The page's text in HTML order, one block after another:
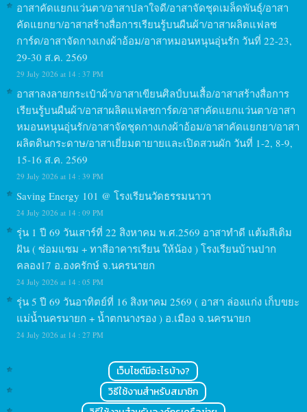
อาสาคัดแยกแว่นตา/อาสาปลาใจดี/อาสาจัดชุดเมล็ดพันธุ์/อาสา
คัดแยกยา/อาสาสร้างสื่อการเรียนรู้บนผืนผ้า/อาสาผลิตแฟลช
การ์ด/อาสาจัดกางเกงผ้าอ้อม/อาสาหมอนหนุนอุ่นรัก วันที่ 22-23,
29-30 ส.ค. 2569
29 July 2026 at 14 : 37 PM
อาสาลงลายกระเป๋าผ้า/อาสาเขียนศิลป์บนเสื้อ/อาสาสร้างสื่อการ
เรียนรู้บนผืนผ้า/อาสาผลิตแฟลชการ์ด/อาสาคัดแยกแว่นตา/อาสา
หมอนหนุนอุ่นรัก/อาสาจัดชุดกางเกงผ้าอ้อม/อาสาคัดแยกยา/อาสา
ผลิตดินกระดาษ/อาสาเยี่ยมตายายและเปิดสวนผัก วันที่ 1-2, 8-9,
15-16 ส.ค. 2569
29 July 2026 at 14 : 39 PM
Saving Energy 101 @ โรงเรียนวัดธรรมนาวา
24 July 2026 at 14 : 09 PM
รุ่น 1 ปี 69 วันเสาร์ที่ 22 สิงหาคม พ.ศ.2569 อาสาทำดี แต้มสีเติม
ฝัน ( ซ่อมแซม + ทาสีอาคารเรียน ให้น้อง ) โรงเรียนบ้านปาก
คลอง17 อ.องครักษ์ จ.นครนายก
24 July 2026 at 14 : 05 PM
รุ่น 5 ปี 69 วันอาทิตย์ที่ 16 สิงหาคม 2569 ( อาสา ล่องแก่ง เก็บขยะ
แม่น้ำนครนายก + น้ำตกนางรอง ) อ.เมือง จ.นครนายก
24 July 2026 at 14 : 27 PM
เว็บไซต์มีอะไรบ้าง?
วิธีใช้งานสำหรับสมาชิก